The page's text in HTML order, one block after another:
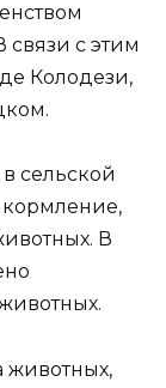
с этим
Колодези,
сельской
кормление,
В
животных,